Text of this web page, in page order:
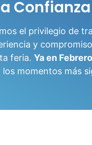
el privilegio de
y
feria. Ya en
momentos más